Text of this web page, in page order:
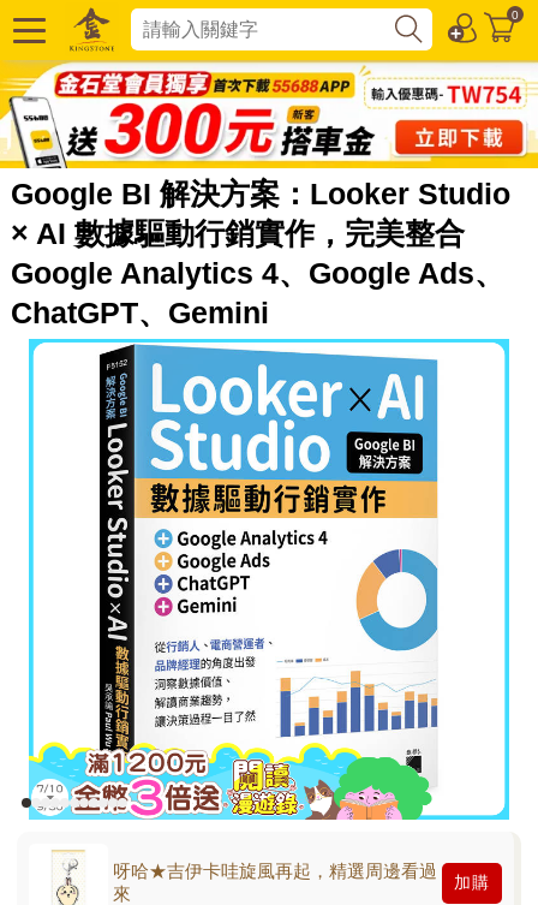
0
Google BI 解決方案：Looker Studio
× AI 數據驅動行銷實作，完美整合
Google Analytics 4、Google Ads、
ChatGPT、Gemini
呀哈★吉伊卡哇旋風再起，精選周邊看過
來
加購